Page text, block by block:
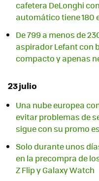
cafetera DeLonghi
automático tiene 180
De 799 a menos de
aspirador Lefant con
compacto y apenas
23 julio
Una nube europea
evitar problemas de
sigue con su promo
Solo durante unos
en la precompra de
Z Flip y Galaxy Watch